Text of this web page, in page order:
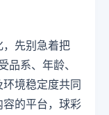
先别急着把
品系、年龄、
境稳定度共同
的平台，球彩